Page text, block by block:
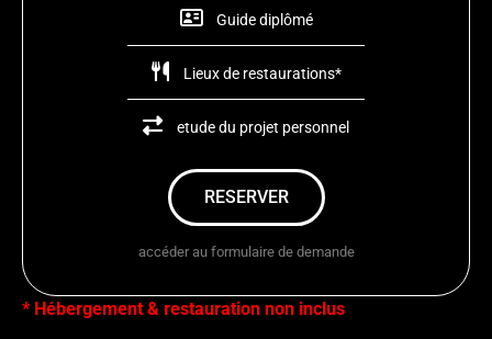
Guide diplômé
Lieux de restaurations*
etude du projet personnel
RESERVER
accéder au formulaire de demande
* Hébergement & restauration non inclus